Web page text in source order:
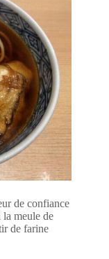
de confiance
la meule de
de farine